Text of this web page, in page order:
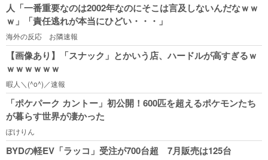
人「一番重要なのは2002年なのにそこは言及しないんだなｗｗ
ｗ」「責任逃れが本当にひどい・・・」
海外の反応 お隣速報
【画像あり】「スナック」とかいう店、ハードルが高すぎるｗ
ｗｗｗｗｗｗ
暇人＼(^o^)／速報
「ポケパーク カントー」初公開！600匹を超えるポケモンたち
が暮らす世界が凄かった
ぽけりん
BYDの軽EV「ラッコ」受注が700台超 7月販売は125台